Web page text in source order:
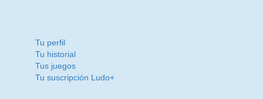
Tu perfil
Tu historial
Tus juegos
Tu suscripción Ludo+